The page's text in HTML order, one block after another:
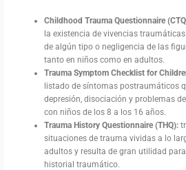
Childhood Trauma Questionnaire
la existencia de vivencias
de algún tipo o negligencia de las
tanto en niños como en adultos.
Trauma Symptom Checklist for
listado de síntomas postraumáticos
depresión, disociación y problemas
con niños de los 8 a los 16 años.
Trauma History Questionnaire (THQ):
situaciones de trauma vividas a lo
adultos y resulta de gran utilidad
historial traumático.